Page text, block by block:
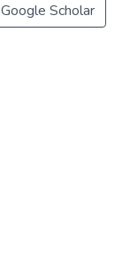
Google Scholar